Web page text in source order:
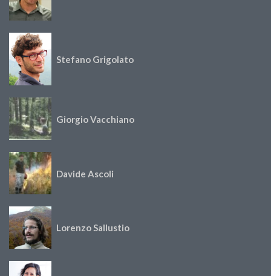
Stefano Grigolato
Giorgio Vacchiano
Davide Ascoli
Lorenzo Sallustio